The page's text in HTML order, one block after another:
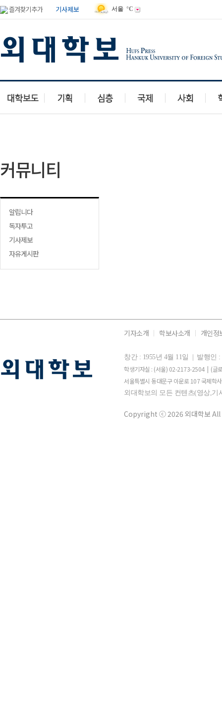
즐겨찾기 추가 기사제보 서울 °C
커뮤니티
알립니다
독자투고
기사제보
자유게시판
기자소개 학보사소개 개인정
창간 : 1955년 4월 11일 | 발행
학생기자실 : (서울) 02-2173-2504 | (글
서울특별시 동대문구 이운로 107 국제학
외대학보의 모든 컨텐츠(영상,기
Copyright ⓒ 2026 외대학보